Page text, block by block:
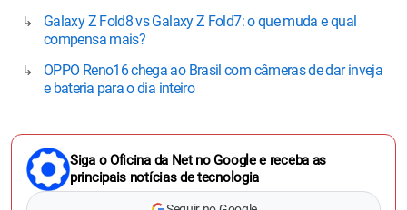
Galaxy Z Fold8 vs Galaxy Z Fold7: o que muda e qual
compensa mais?
OPPO Reno16 chega ao Brasil com câmeras de dar inveja
e bateria para o dia inteiro
Siga o Oficina da Net no Google e receba as
principais notícias de tecnologia